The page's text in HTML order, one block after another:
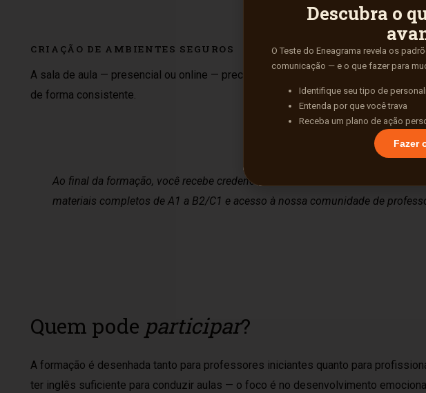
CRIAÇÃO DE AMBIENTES SEGUROS
A sala de aula — presencial ou online — precisa ser um espaço onde o aluno
de forma consistente.
Ao final da formação, você recebe credenciamento no Método Bem-Te-Vi,
materiais completos de A1 a B2/C1 e acesso à nossa comunidade de
Quem pode participar?
A formação é desenhada tanto para professores iniciantes quanto para
ter inglês suficiente para conduzir aulas — o foco é no desenvolvimento
Descubra o
O Teste do Eneagrama revela os
comunicação — e o que fazer para
Identifique seu tipo de
Entenda por que você trava
Receba um plano de ação
Fazer